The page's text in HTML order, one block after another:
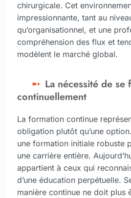
chirurgicale. Cet
impressionnante, tant au
qu’organisationnel, et une
compréhension des flux et
modèlent le marché global.
La nécessité de se
continuellement
La formation continue
obligation plutôt qu’une
une formation initiale robuste
une carrière entière.
appartient à ceux qui
d’une éducation perpétuelle.
manière continue ne doit plus